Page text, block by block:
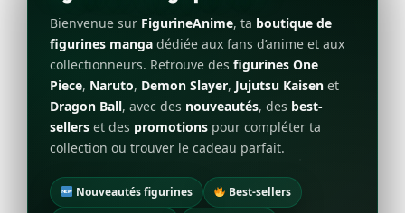
Bienvenue sur FigurineAnime, ta boutique de
figurines manga dédiée aux fans d’anime et aux
collectionneurs. Retrouve des figurines One
Piece, Naruto, Demon Slayer, Jujutsu Kaisen et
Dragon Ball, avec des nouveautés, des best-
sellers et des promotions pour compléter ta
collection ou trouver le cadeau parfait.
Nouveautés figurines
Best-sellers